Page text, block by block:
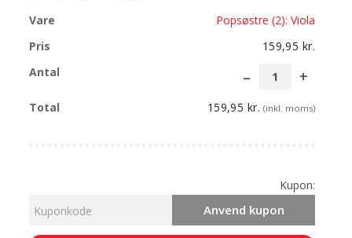
Popsøstre (2): Viola
159,95 kr.
Viola
159,95 kr. (inkl. moms)
Kupon:
Anvend kupon